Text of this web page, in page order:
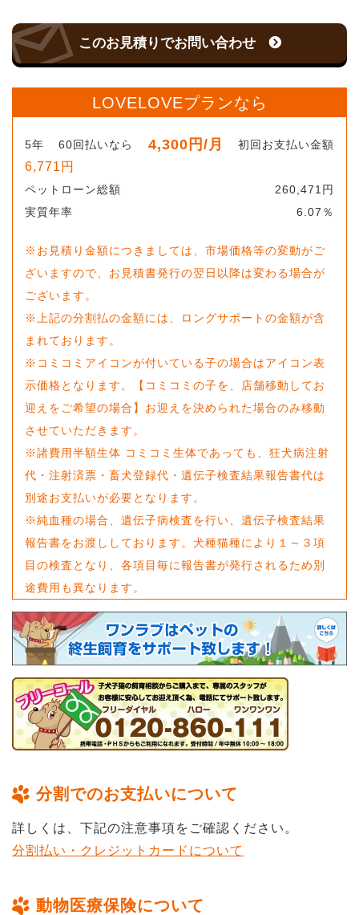
このお見積りでお問い合わせ
LOVELOVEプランなら
5年 60回払いなら 4,300 円 /月 初回お支払い金額
6,771 円
ペットローン総額 260,471 円
実質年率
6.07 ％
※お見積り金額につきましては、市場価格等の変動がご
ざいますので、お見積書発行の翌日以降は変わる場合が
ございます。
※上記の分割払の金額には、ロングサポートの金額が含
まれております。
※コミコミアイコンが付いている子の場合はアイコン表
示価格となります。【コミコミの子を、店舗移動してお
迎えをご希望の場合】お迎えを決められた場合のみ移動
させていただきます。
※諸費用半額生体 コミコミ生体であっても、狂犬病注射
代・注射済票・畜犬登録代・遺伝子検査結果報告書代は
別途お支払いが必要となります。
※純血種の場合、遺伝子病検査を行い、遺伝子検査結果
報告書をお渡ししております。犬種猫種により１～３項
目の検査となり、各項目毎に報告書が発行されるため別
途費用も異なります。
分割でのお支払いについて
詳しくは、下記の注意事項をご確認ください。
分割払い・クレジットカードについて
動物医療保険について